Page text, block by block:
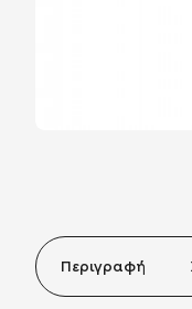
Περιγραφή